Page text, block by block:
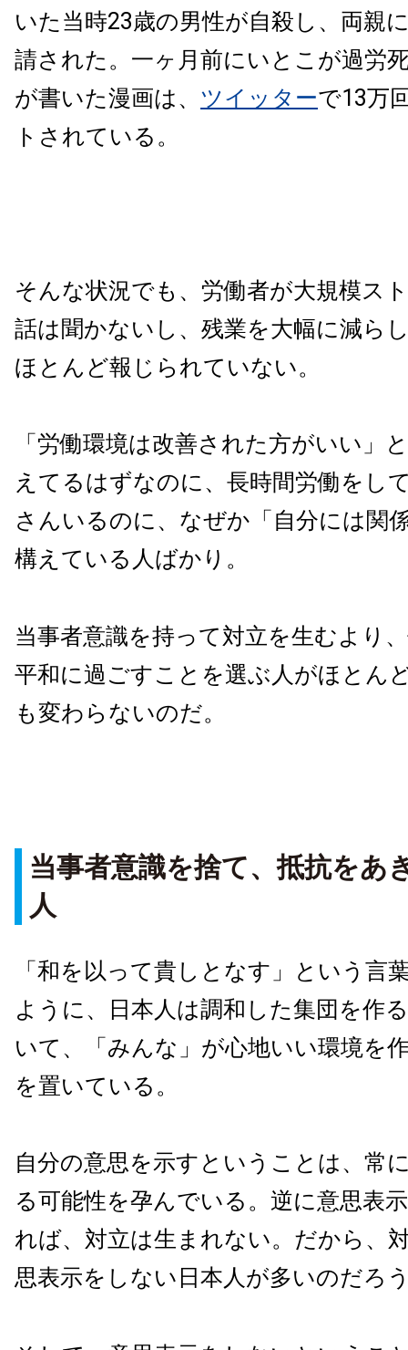
いた当時23歳の男性が自殺し、両親
請された。一ヶ月前にいとこが過労
が書いた漫画は、 ツイッターで13万
トされている。
そんな状況でも、労働者が大規模ス
話は聞かないし、残業を大幅に減ら
ほとんど報じられていない。
「労働環境は改善された方がいい」
えてるはずなのに、長時間労働をし
さんいるのに、なぜか「自分には関
構えている人ばかり。
当事者意識を持って対立を生むより
平和に過ごすことを選ぶ人がほとん
も変わらないのだ。
当事者意識を捨て、抵抗をあ
人
「和を以って貴しとなす」という言
ように、日本人は調和した集団を作
いて、「みんな」が心地いい環境を
を置いている。
自分の意思を示すということは、常
る可能性を孕んでいる。逆に意思表
れば、対立は生まれない。だから、
思表示をしない日本人が多いのだろ